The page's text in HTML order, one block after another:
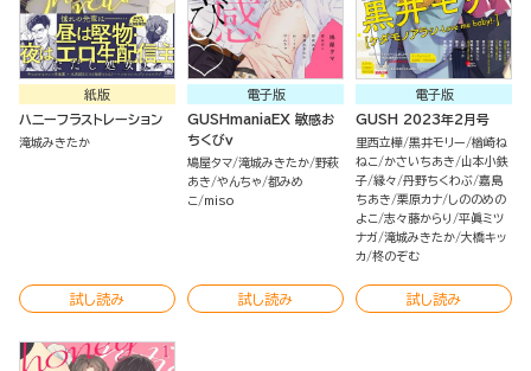
紙版
ハニーフラストレーション
滝城みきたか
試し読み
電子版
GUSHmaniaEX 敏感お
ちくびｖ
鳩屋タマ 滝城みきたか 野萩
あき やんちゃ 都みめ
こ
miso
試し読み
電子版
GUSH 2023年2月号
里西立樺 黒井モリー 楢崎ね
ねこ
かさいちあき
山本小鉄
子 縁々 丹野ちくわぶ 嘉島
ちあき 栗原カナ しののめの
よこ 志々藤からり
平眞ミツ
ナガ 滝城みきたか 大橋キッ
カ 柊のぞむ
試し読み